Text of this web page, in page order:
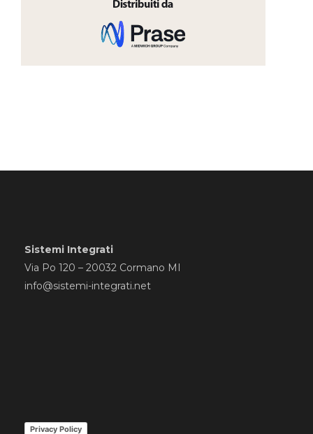
Sistemi Integrati
Via Po 120 – 20032 Cormano MI
info@sistemi-integrati.net
Privacy Policy